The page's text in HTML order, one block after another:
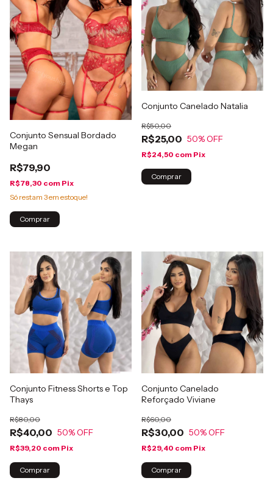
Conjunto Sensual Bordado
Megan
R$79,90
R$78,30 com Pix
Só restam 3em estoque!
Comprar
Conjunto Canelado Natalia
R$25,00
R$50,00
50% OFF
R$24,50 com Pix
Comprar
Conjunto Fitness Shorts e Top
Thays
R$40,00
R$80,00
50% OFF
R$39,20 com Pix
Comprar
Conjunto Canelado
Reforçado Viviane
R$30,00
R$60,00
50% OFF
R$29,40 com Pix
Comprar